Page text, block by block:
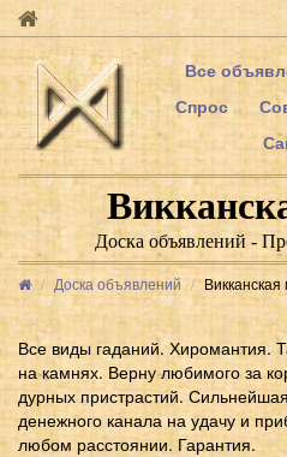
Все
Спрос
Доска объявлений -
Доска объявлений
Викканская
Все виды гаданий. Хиромантия.
на камнях. Верну любимого за
дурных пристрастий.
денежного канала на удачу и
любом расстоянии. Гарантия.